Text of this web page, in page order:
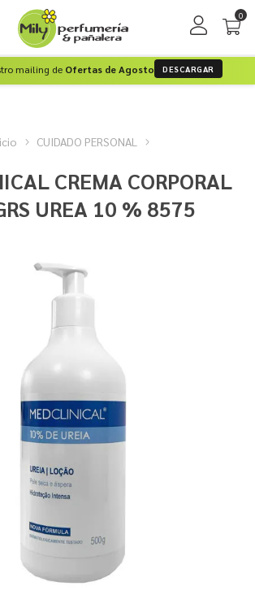
0
mailing de Ofertas de Agosto DESCARGAR
CUIDADO PERSONAL
CREMA CORPORAL
UREA 10 % 8575